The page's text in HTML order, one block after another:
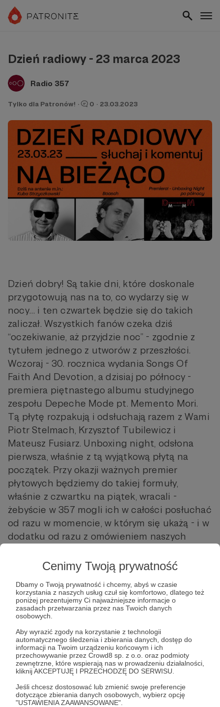
Cenimy Twoją prywatność
Dbamy o Twoją prywatność i chcemy, abyś w czasie
korzystania z naszych usług czuł się komfortowo, dlatego też
poniżej prezentujemy Ci najważniejsze informacje o
zasadach przetwarzania przez nas Twoich danych
osobowych.
Aby wyrazić zgody na korzystanie z technologii
automatycznego śledzenia i zbierania danych, dostęp do
informacji na Twoim urządzeniu końcowym i ich
przechowywanie przez Crowd8 sp. z o.o. oraz podmioty
zewnętrzne, które wspierają nas w prowadzeniu działalności,
kliknij AKCEPTUJĘ I PRZECHODZĘ DO SERWISU.
Jeśli chcesz dostosować lub zmienić swoje preferencje
dotyczące zbierania danych osobowych, wybierz opcję
"USTAWIENIA ZAAWANSOWANE".
Dzień radiowy - 23 marca 2023
Radio 357
Tylko dla Patronów! · 0 · 23.03.2023
Dzień dobry! Są takie dni, które doskonale
przygotowują nas na to, co wydarzy się w
nocy… i ten czwartek będzie się do takich
zaliczał. Wszystkich fanów czeka dziś
“oczekiwanie, aż przyjdzie noc” - zgodnie z
tytułem jednego z utworów z przeszłości.
Wczoraj - 30. rocznica wydania Songs Of
Faith And Devotion, a dzisiaj po północy -
premiera piętnastego albumu studyjnego
zespołu Depeche Mode pt. Memento Mori.
Tą płytę rozpakują i odsłuchają razem z Wami
Piotr Stelmach, Krzysztof Tubilewicz i
Mateusz Fusiarz. Unboxing night, odsłona
pierwsza, właśnie z tą wyjątkową płytą na
początek. Przy okazji ważnych premier
płytowych będziemy do takiej formuły,
właśnie z czwartku na piątek, wracali -
żebyście w 357 mogli ich w całości posłuchać
od razu w momencie, w którym się ukażą - i w
dodatku od razu z omówieniem naszych
zaproszeni do odsłuchu Memento Mori w
Radiu 357, właśnie w tej premierowej formule,
już dzisiaj między północą a 2:00.
Post dostępny tylko dla Patronów
Aby zobaczyć ten materiał musisz być zalogowany